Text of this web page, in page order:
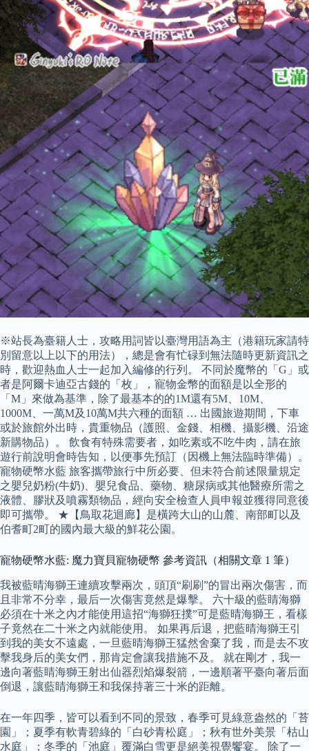
※站長為臺籍人士，攻略用詞皆以臺灣用語為主（港籍玩家請特
別留意以上以下的用法），總是會有忙碌到無法隨時更新資訊之
時，歡迎熱血人士一起加入編修的行列。 不同於魔幣的「G」或
者是阿爾卡迪亞古錢的「枚」，寵物金幣的面額是以全形的
「M」來做為基準，除了最基本的的1M還有5M、10M、
1000M、一萬M及10萬M共六種的面額 … 出國旅遊期間，下車
或於旅館外出時，貴重物品（護照、金錢、相機、攝影機、沿途
新購物品）。 飲食有特殊需要者，如吃素或不吃牛肉，請在旅
遊行前說明會時告知，以便事先預訂（因機上無法臨時準備）。
寵物硬幣水藍 旅客攜帶旅行中所必要、但未符合前述限量規定
之嬰兒奶粉(牛奶)、嬰兒食品、藥物、糖尿病或其他醫療所需之
液體、膠狀及噴霧類物品，經向安全檢查人員申報並獲得同意後
即可攜帶。 ★【鳥取花迴廊】是橫跨大山的山麓、南部町以及
伯耆町2町的國內最大級的鮮花公園。
寵物硬幣水藍: 魔力寶貝寵物硬幣 參考資訊（相關文章 1 筆）
我被藍晴海獅王連續攻擊兩次，頭頂“刷刷”的冒出兩次傷害，而
且非常不分幸，最后一次傷害竟然是爆擊。 六十級的藍睛海獅
必須在十米之內才能使用這招“海獅狂撲”可是藍晴海獅王，看樣
子竟然在二十米之內就能使用。 如果再后退，把藍晴海獅王引
到我的美女不遠處，一旦藍晴海獅王猛然舍棄了我，而是去不攻
擊我身后的美女們，那肯定會讓我措施不及。 就在剛才，我一
邊向著藍睛海獅王射出仙器烈焰爆裂箭，一邊順著平臺向著后面
倒退，讓藍睛海獅王和我保持著三十米的距離。
在一年四季，皆可以看到不同的景致，春季可見綠意盎然的「苔
園」；夏季有軟青碧綠的「白砂青松庭」；秋有世外美景「枯山
水庭」；冬季的「池庭」覆滿白雪更是絕美視覺饗宴。 除了一